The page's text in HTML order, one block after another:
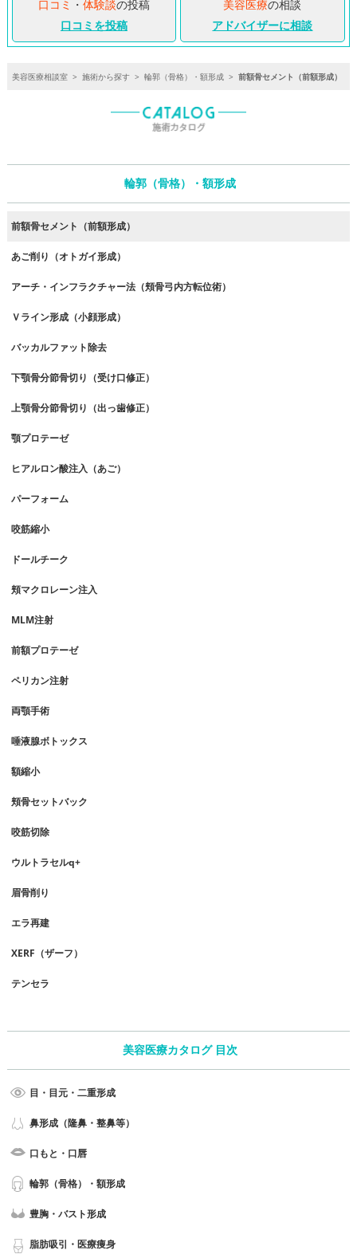
口コミ ・ 体験談の投稿
口コミを投稿
美容医療の相談
アドバイザーに相談
美容医療相談室 > 施術から探す > 輪郭（骨格）・額形成 > 前額骨セメント（前額形成）
輪郭（骨格）・額形成
前額骨セメント（前額形成）
あご削り（オトガイ形成）
アーチ・インフラクチャー法（頬骨弓内方転位術）
Ｖライン形成（小顔形成）
バッカルファット除去
下顎骨分節骨切り（受け口修正）
上顎骨分節骨切り（出っ歯修正）
顎プロテーゼ
ヒアルロン酸注入（あご）
パーフォーム
咬筋縮小
ドールチーク
頬マクロレーン注入
MLM注射
前額プロテーゼ
ペリカン注射
両顎手術
唾液腺ボトックス
額縮小
頬骨セットバック
咬筋切除
ウルトラセルq+
眉骨削り
エラ再建
XERF（ザーフ）
テンセラ
美容医療カタログ 目次
目・目元・二重形成
鼻形成（隆鼻・整鼻等）
口もと・口唇
輪郭（骨格）・額形成
豊胸・バスト形成
脂肪吸引・医療痩身